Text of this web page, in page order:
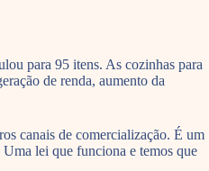
para 95 itens. As cozinhas para
de renda, aumento da
canais de comercialização. É um
lei que funciona e temos que